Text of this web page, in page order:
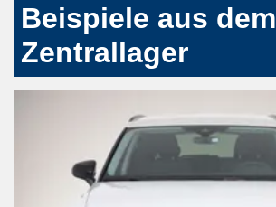
Beispiele aus dem
Zentrallager